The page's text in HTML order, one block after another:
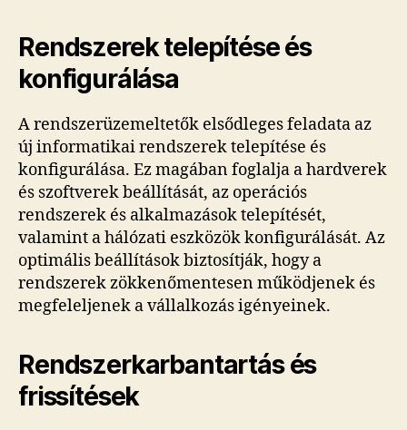
Rendszerek telepítése és
konfigurálása
A rendszerüzemeltetők elsődleges feladata az
új informatikai rendszerek telepítése és
konfigurálása. Ez magában foglalja a hardverek
és szoftverek beállítását, az operációs
rendszerek és alkalmazások telepítését,
valamint a hálózati eszközök konfigurálását. Az
optimális beállítások biztosítják, hogy a
rendszerek zökkenőmentesen működjenek és
megfeleljenek a vállalkozás igényeinek.
Rendszerkarbantartás és
frissítések